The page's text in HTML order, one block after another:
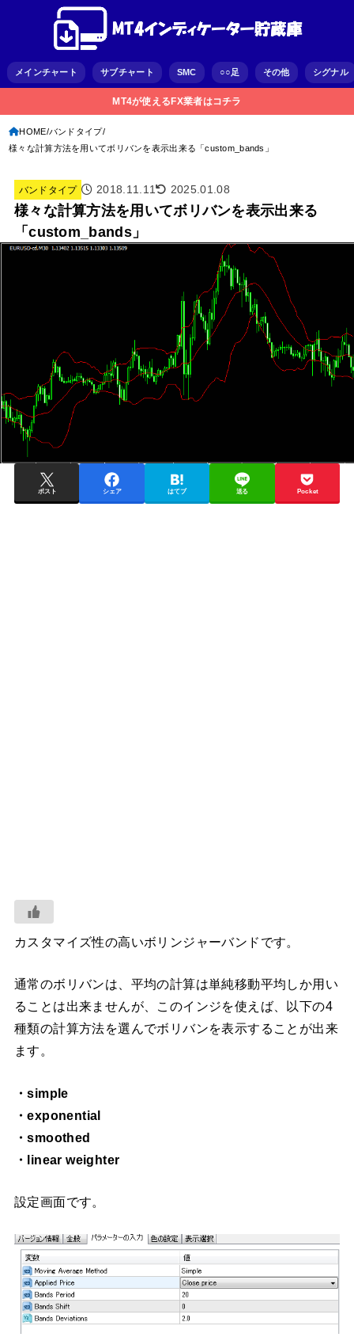
メインチャート サブチャート SMC ○○足 その他 シグナル
MT4が使えるFX業者はコチラ
HOME バンドタイプ
様々な計算方法を用いてボリバンを表示出来る「custom_bands」
バンドタイプ 2018.11.11 2025.01.08
様々な計算方法を用いてボリバンを表示出来る
「custom_bands」
ポスト シェア はてブ 送る Pocket
カスタマイズ性の高いボリンジャーバンドです。
通常のボリバンは、平均の計算は単純移動平均しか用い
ることは出来ませんが、このインジを使えば、以下の4
種類の計算方法を選んでボリバンを表示することが出来
ます。
・simple
・exponential
・smoothed
・linear weighter
設定画面です。